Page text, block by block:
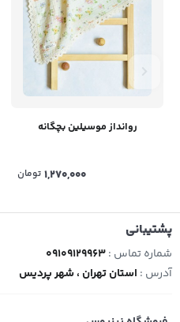
روانداز موسیلین بچگانه
1,270,000 تومان
پشتیبانی
شماره تماس :09109129963
آدرس : استان تهران ، شهر پردیس